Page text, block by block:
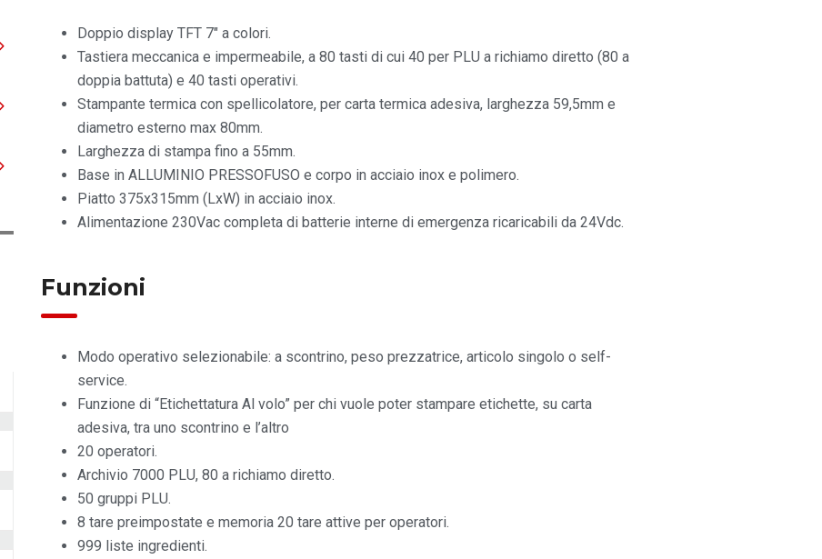
Doppio display TFT 7″ a colori.
Tastiera meccanica e impermeabile, a 80 tasti di cui 40 per PLU a richiamo diretto (80 a
doppia battuta) e 40 tasti operativi.
Stampante termica con spellicolatore, per carta termica adesiva, larghezza 59,5mm e
diametro esterno max 80mm.
Larghezza di stampa fino a 55mm.
Base in ALLUMINIO PRESSOFUSO e corpo in acciaio inox e polimero.
Piatto 375x315mm (LxW) in acciaio inox.
Alimentazione 230Vac completa di batterie interne di emergenza ricaricabili da 24Vdc.
Funzioni
Modo operativo selezionabile: a scontrino, peso prezzatrice, articolo singolo o self-
service.
Funzione di “Etichettatura Al volo” per chi vuole poter stampare etichette, su carta
adesiva, tra uno scontrino e l’altro
20 operatori.
Archivio 7000 PLU, 80 a richiamo diretto.
50 gruppi PLU.
8 tare preimpostate e memoria 20 tare attive per operatori.
999 liste ingredienti.